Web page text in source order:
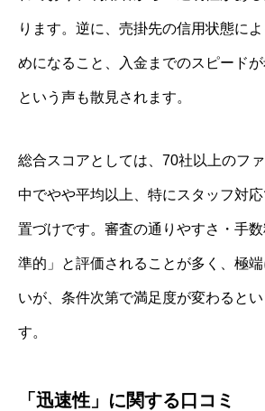
ります。逆に、売掛先の信用状態に
めになること、入金までのスピード
という声も散見されます。
総合スコアとしては、70社以上のフ
中でやや平均以上、特にスタッフ対
置づけです。審査の通りやすさ・手
準的」と評価されることが多く、極
いが、条件次第で満足度が変わると
す。
「迅速性」に関する口コミ